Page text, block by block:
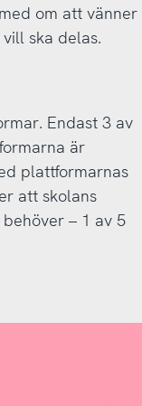
om att vänner
ska delas.
Endast 3 av
är
plattformarnas
att skolans
– 1 av 5